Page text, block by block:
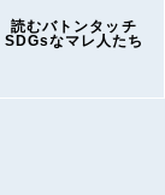
読むバトンタッチ
SDGsなマレ人たち